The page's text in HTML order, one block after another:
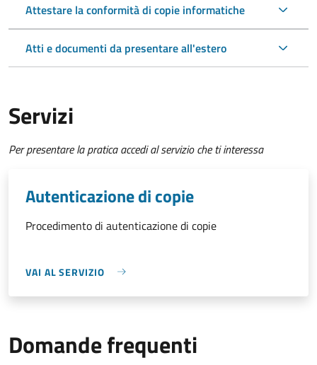
Attestare la conformità di copie informatiche
Atti e documenti da presentare all'estero
Servizi
Per presentare la pratica accedi al servizio che ti interessa
Autenticazione di copie
Procedimento di autenticazione di copie
VAI AL SERVIZIO
Domande frequenti